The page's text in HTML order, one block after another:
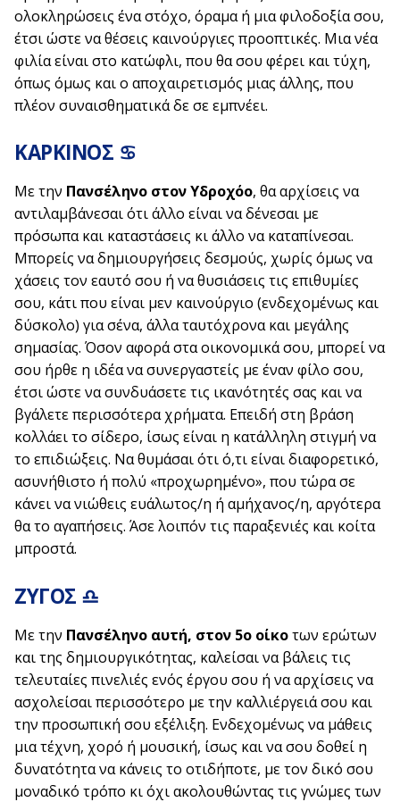
ολοκληρώσεις ένα στόχο, όραμα ή μια φιλοδοξία σου,
έτσι ώστε να θέσεις καινούργιες προοπτικές. Μια νέα
φιλία είναι στο κατώφλι, που θα σου φέρει και τύχη,
όπως όμως και ο αποχαιρετισμός μιας άλλης, που
πλέον συναισθηματικά δε σε εμπνέει.
ΚΑΡΚΙΝΟΣ ♋
Με την Πανσέληνο στον Υδροχόο, θα αρχίσεις να
αντιλαμβάνεσαι ότι άλλο είναι να δένεσαι με
πρόσωπα και καταστάσεις κι άλλο να καταπίνεσαι.
Μπορείς να δημιουργήσεις δεσμούς, χωρίς όμως να
χάσεις τον εαυτό σου ή να θυσιάσεις τις επιθυμίες
σου, κάτι που είναι μεν καινούργιο (ενδεχομένως και
δύσκολο) για σένα, άλλα ταυτόχρονα και μεγάλης
σημασίας. Όσον αφορά στα οικονομικά σου, μπορεί να
σου ήρθε η ιδέα να συνεργαστείς με έναν φίλο σου,
έτσι ώστε να συνδυάσετε τις ικανότητές σας και να
βγάλετε περισσότερα χρήματα. Επειδή στη βράση
κολλάει το σίδερο, ίσως είναι η κατάλληλη στιγμή να
το επιδιώξεις. Να θυμάσαι ότι ό,τι είναι διαφορετικό,
ασυνήθιστο ή πολύ «προχωρημένο», που τώρα σε
κάνει να νιώθεις ευάλωτος/η ή αμήχανος/η, αργότερα
θα το αγαπήσεις. Άσε λοιπόν τις παραξενιές και κοίτα
μπροστά.
ΖΥΓΟΣ ♎
Με την Πανσέληνο αυτή, στον 5ο οίκοτων ερώτων
και της δημιουργικότητας, καλείσαι να βάλεις τις
τελευταίες πινελιές ενός έργου σου ή να αρχίσεις να
ασχολείσαι περισσότερο με την καλλιέργειά σου και
την προσωπική σου εξέλιξη. Ενδεχομένως να μάθεις
μια τέχνη, χορό ή μουσική, ίσως και να σου δοθεί η
δυνατότητα να κάνεις το οτιδήποτε, με τον δικό σου
μοναδικό τρόπο κι όχι ακολουθώντας τις γνώμες των